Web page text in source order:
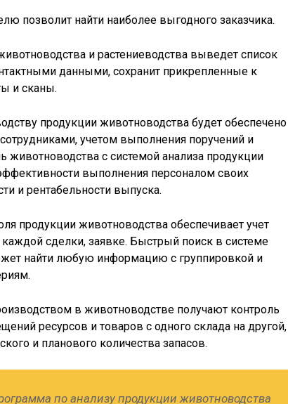
позволит найти наиболее выгодного заказчика.
и растениеводства выведет список
данными, сохранит прикрепленные к
и сканы.
продукции животноводства будет обеспечено
учетом выполнения поручений и
животноводства с системой анализа продукции
выполнения персоналом своих
и рентабельности выпуска.
продукции животноводства обеспечивает учет
сделки, заявке. Быстрый поиск в системе
найти любую информацию с группировкой и
в животноводстве получают контроль
ресурсов и товаров с одного склада на другой,
и планового количества запасов.
по анализу продукции животноводства